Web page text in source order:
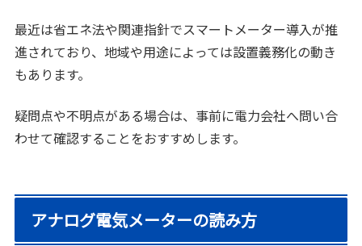
最近は省エネ法や関連指針でスマートメーター導入が推
進されており、地域や用途によっては設置義務化の動き
もあります。
疑問点や不明点がある場合は、事前に電力会社へ問い合
わせて確認することをおすすめします。
アナログ電気メーターの読み方